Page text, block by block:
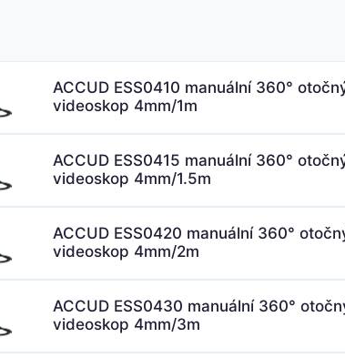
ACCUD ESS0410 manuální 360°
videoskop 4mm/1m
ACCUD ESS0415 manuální 360°
videoskop 4mm/1.5m
ACCUD ESS0420 manuální 360°
videoskop 4mm/2m
ACCUD ESS0430 manuální 360°
videoskop 4mm/3m